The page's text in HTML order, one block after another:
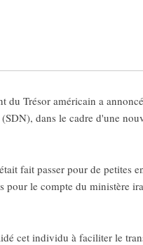
Trésor américain a
dans le cadre d'une
fait passer pour de petites
pour le compte du ministère
cet individu à faciliter le